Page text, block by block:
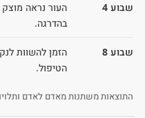
שבוע 4
העור נראה מוצק
בהדרגה.
שבוע 8
הזמן להשוות
הטיפול.
התוצאות משתנות מאדם לאדם